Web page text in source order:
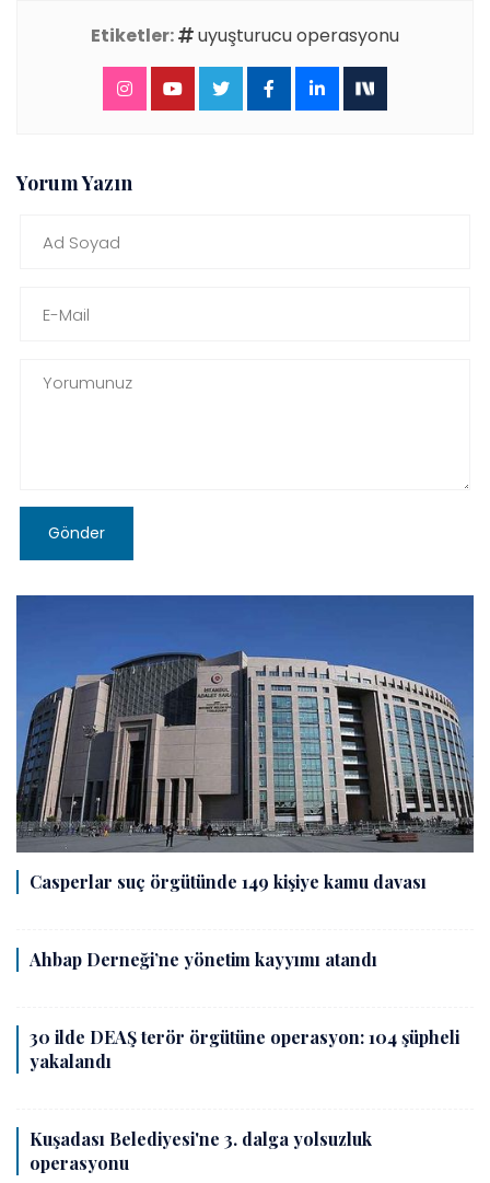
Etiketler: uyuşturucu operasyonu
Yorum Yazın
Gönder
Casperlar suç örgütünde 149 kişiye kamu davası
Ahbap Derneği’ne yönetim kayyımı atandı
30 ilde DEAŞ terör örgütüne operasyon: 104 şüpheli
yakalandı
Kuşadası Belediyesi'ne 3. dalga yolsuzluk
operasyonu